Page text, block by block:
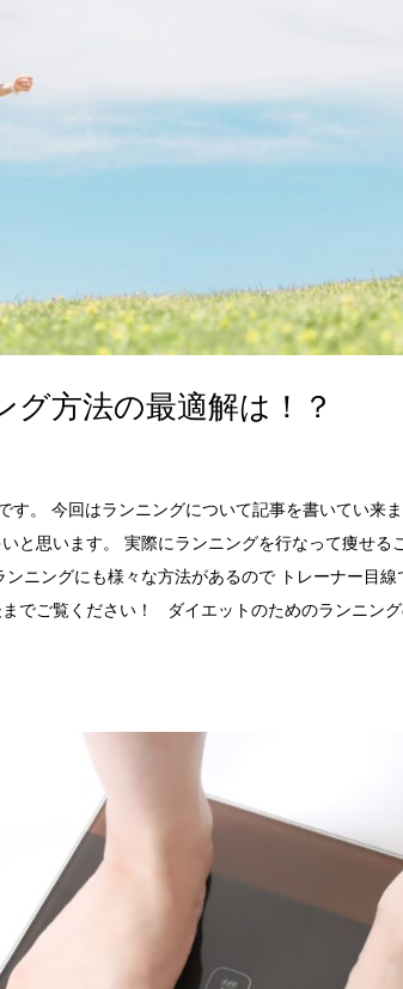
方法の最適解は！？
す。 今回はランニングについて記事を書いてい来
と思います。 実際にランニングを行なって痩せる
ニングにも様々な方法があるので トレーナー目線
でご覧ください！ ダイエットのためのランニン